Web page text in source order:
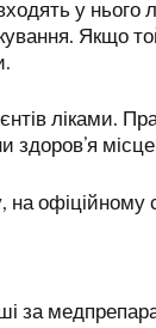
у нього
Якщо
ліками.
офіційному
за